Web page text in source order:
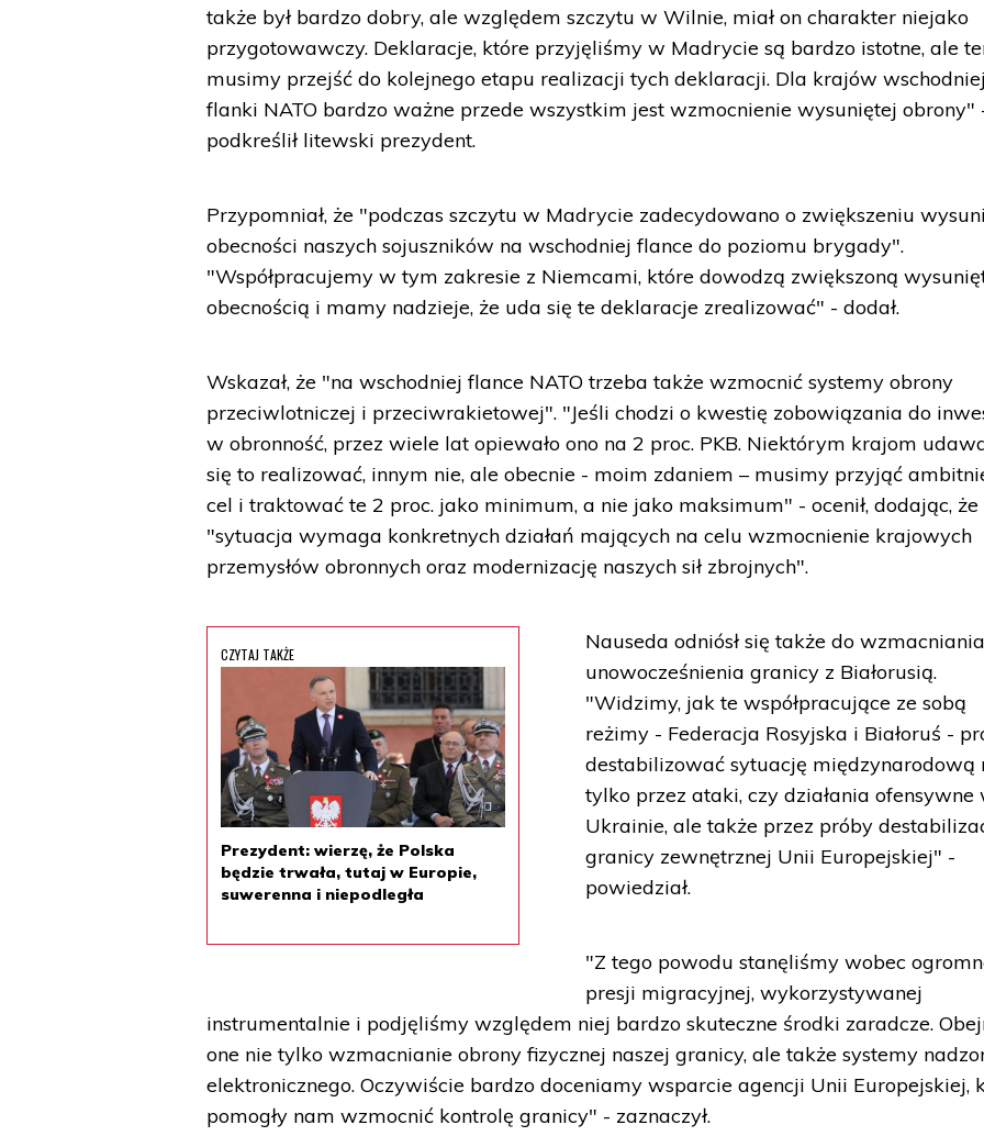
także był bardzo dobry, ale względem szczytu w Wilnie, miał on charakter niejako
przygotowawczy. Deklaracje, które przyjęliśmy w Madrycie są bardzo istotne, ale
musimy przejść do kolejnego etapu realizacji tych deklaracji. Dla krajów wschodniej
flanki NATO bardzo ważne przede wszystkim jest wzmocnienie wysuniętej obrony"
podkreślił litewski prezydent.
Przypomniał, że "podczas szczytu w Madrycie zadecydowano o zwiększeniu
obecności naszych sojuszników na wschodniej flance do poziomu brygady".
"Współpracujemy w tym zakresie z Niemcami, które dowodzą zwiększoną
obecnością i mamy nadzieje, że uda się te deklaracje zrealizować" - dodał.
Wskazał, że "na wschodniej flance NATO trzeba także wzmocnić systemy obrony
przeciwlotniczej i przeciwrakietowej". "Jeśli chodzi o kwestię zobowiązania do
w obronność, przez wiele lat opiewało ono na 2 proc. PKB. Niektórym krajom
się to realizować, innym nie, ale obecnie - moim zdaniem – musimy przyjąć
cel i traktować te 2 proc. jako minimum, a nie jako maksimum" - ocenił, dodając, że
"sytuacja wymaga konkretnych działań mających na celu wzmocnienie krajowych
przemysłów obronnych oraz modernizację naszych sił zbrojnych".
CZYTAJ TAKŻE
Prezydent: wierzę, że Polska
będzie trwała, tutaj w Europie,
suwerenna i niepodległa
Nauseda odniósł się także do
unowocześnienia granicy z Białorusią.
"Widzimy, jak te współpracujące ze sobą
reżimy - Federacja Rosyjska i Białoruś -
destabilizować sytuację międzynarodową
tylko przez ataki, czy działania ofensywne
Ukrainie, ale także przez próby
granicy zewnętrznej Unii Europejskiej" -
powiedział.
"Z tego powodu stanęliśmy wobec
presji migracyjnej, wykorzystywanej
instrumentalnie i podjęliśmy względem niej bardzo skuteczne środki zaradcze.
one nie tylko wzmacnianie obrony fizycznej naszej granicy, ale także systemy
elektronicznego. Oczywiście bardzo doceniamy wsparcie agencji Unii Europejskiej,
pomogły nam wzmocnić kontrolę granicy" - zaznaczył.